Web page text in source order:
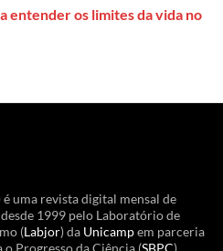
entender os limites da vida no
é uma revista digital mensal de
1999 pelo Laboratório de
(Labjor) da Unicampem parceria
Progresso da Ciência (SBPC).